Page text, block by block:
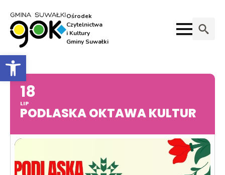
Otwórz pasek narzędzi
Ośrodek
Czytelnictwa
i Kultury
Gminy Suwałki
18
LIP
PODLASKA OKTAWA KULTUR